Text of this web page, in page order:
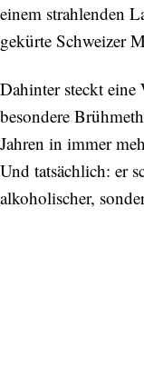
einem strahlenden
gekürte Schweizer
Dahinter steckt
besondere
Jahren in immer
Und tatsächlich: er
alkoholischer,